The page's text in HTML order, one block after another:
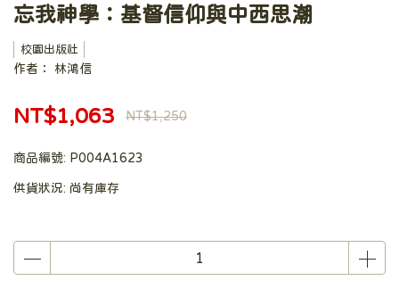
忘我神學：基督信仰與中西思潮
校園出版社
作者： 林鴻信
NT$1,063 NT$1,250
商品編號: P004A1623
供貨狀況: 尚有庫存